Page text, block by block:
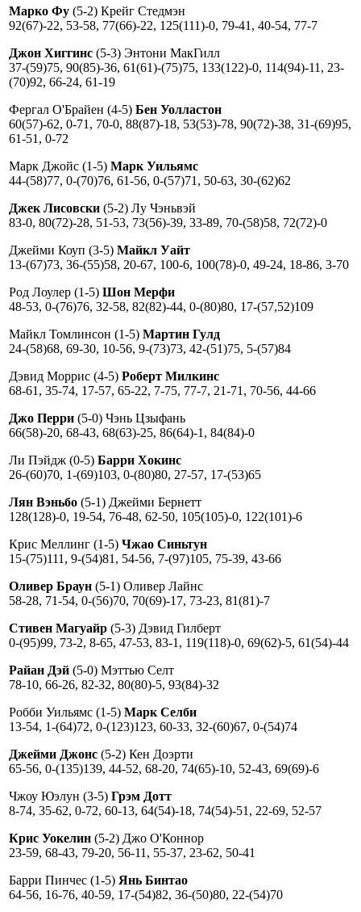
Марко Фу (5-2) Крейг Стедмэн
92(67)-22, 53-58, 77(66)-22, 125(111)-0, 79-41, 40-54, 77-7
Джон Хиггинс (5-3) Энтони МакГилл
37-(59)75, 90(85)-36, 61(61)-(75)75, 133(122)-0, 114(94)-11, 23-
(70)92, 66-24, 61-19
Фергал О'Брайен (4-5) Бен Уолластон
60(57)-62, 0-71, 70-0, 88(87)-18, 53(53)-78, 90(72)-38, 31-(69)95,
61-51, 0-72
Марк Джойс (1-5) Марк Уильямс
44-(58)77, 0-(70)76, 61-56, 0-(57)71, 50-63, 30-(62)62
Джек Лисовски (5-2) Лу Чэньвэй
83-0, 80(72)-28, 51-53, 73(56)-39, 33-89, 70-(58)58, 72(72)-0
Джейми Коуп (3-5) Майкл Уайт
13-(67)73, 36-(55)58, 20-67, 100-6, 100(78)-0, 49-24, 18-86, 3-70
Род Лоулер (1-5) Шон Мерфи
48-53, 0-(76)76, 32-58, 82(82)-44, 0-(80)80, 17-(57,52)109
Майкл Томлинсон (1-5) Мартин Гулд
24-(58)68, 69-30, 10-56, 9-(73)73, 42-(51)75, 5-(57)84
Дэвид Моррис (4-5) Роберт Милкинс
68-61, 35-74, 17-57, 65-22, 7-75, 77-7, 21-71, 70-56, 44-66
Джо Перри (5-0) Чэнь Цзыфань
66(58)-20, 68-43, 68(63)-25, 86(64)-1, 84(84)-0
Ли Пэйдж (0-5) Барри Хокинс
26-(60)70, 1-(69)103, 0-(80)80, 27-57, 17-(53)65
Лян Вэньбо (5-1) Джейми Бернетт
128(128)-0, 19-54, 76-48, 62-50, 105(105)-0, 122(101)-6
Крис Меллинг (1-5) Чжао Синьтун
15-(75)111, 9-(54)81, 54-56, 7-(97)105, 75-39, 43-66
Оливер Браун (5-1) Оливер Лайнс
58-28, 71-54, 0-(56)70, 70(69)-17, 73-23, 81(81)-7
Стивен Магуайр (5-3) Дэвид Гилберт
0-(95)99, 73-2, 8-65, 47-53, 83-1, 119(118)-0, 69(62)-5, 61(54)-44
Райан Дэй (5-0) Мэттью Селт
78-10, 66-26, 82-32, 80(80)-5, 93(84)-32
Робби Уильямс (1-5) Марк Селби
13-54, 1-(64)72, 0-(123)123, 60-33, 32-(60)67, 0-(54)74
Джейми Джонс (5-2) Кен Доэрти
65-56, 0-(135)139, 44-52, 68-20, 74(65)-10, 52-43, 69(69)-6
Чжоу Юэлун (3-5) Грэм Дотт
8-74, 35-62, 0-72, 60-13, 64(54)-18, 74(54)-51, 22-69, 52-57
Крис Уокелин (5-2) Джо О'Коннор
23-59, 68-43, 79-20, 56-11, 55-37, 23-62, 50-41
Барри Пинчес (1-5) Янь Бинтао
64-56, 16-76, 40-59, 17-(54)82, 36-(50)80, 22-(54)70